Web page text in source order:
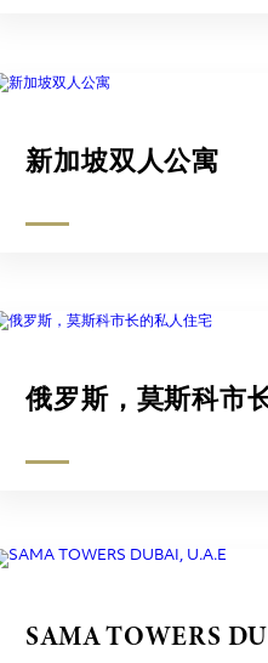
新加坡双人公寓
俄罗斯，莫斯科市
SAMA TOWERS